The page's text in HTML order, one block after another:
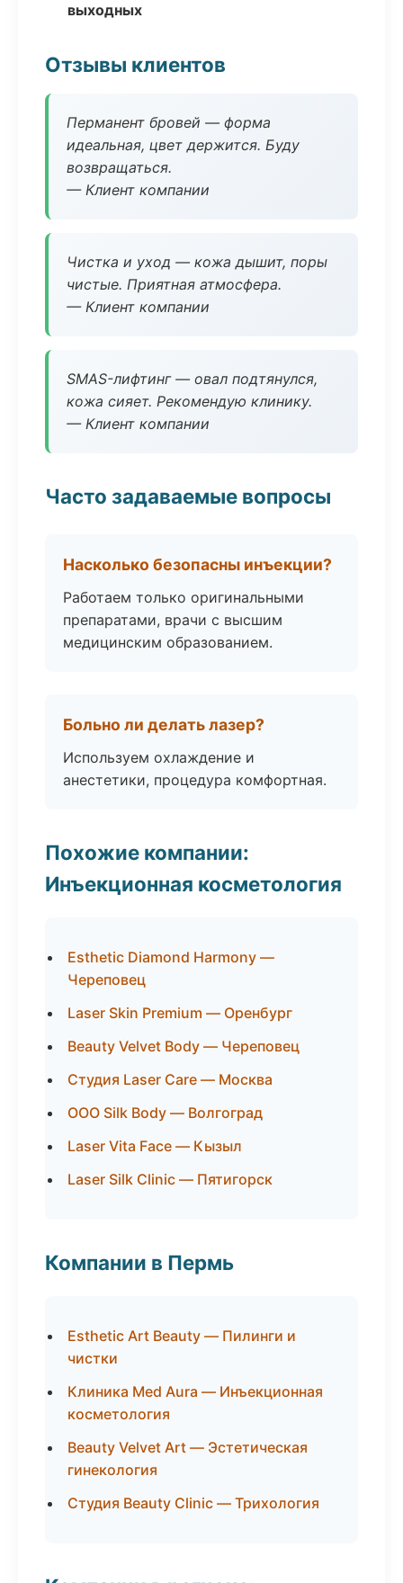
выходных
Отзывы клиентов
Перманент бровей — форма
идеальная, цвет держится. Буду
возвращаться.
— Клиент компании
Чистка и уход — кожа дышит, поры
чистые. Приятная атмосфера.
— Клиент компании
SMAS-лифтинг — овал подтянулся,
кожа сияет. Рекомендую клинику.
— Клиент компании
Часто задаваемые вопросы
Насколько безопасны инъекции?
Работаем только оригинальными
препаратами, врачи с высшим
медицинским образованием.
Больно ли делать лазер?
Используем охлаждение и
анестетики, процедура комфортная.
Похожие компании:
Инъекционная косметология
Esthetic Diamond Harmony —
Череповец
Laser Skin Premium — Оренбург
Beauty Velvet Body — Череповец
Студия Laser Care — Москва
ООО Silk Body — Волгоград
Laser Vita Face — Кызыл
Laser Silk Clinic — Пятигорск
Компании в Пермь
Esthetic Art Beauty — Пилинги и
чистки
Клиника Med Aura — Инъекционная
косметология
Beauty Velvet Art — Эстетическая
гинекология
Студия Beauty Clinic — Трихология